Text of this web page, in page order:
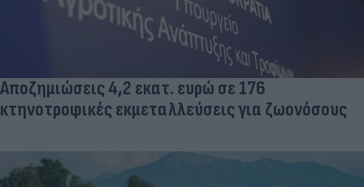
Αποζημιώσεις 4,2 εκατ. ευρώ σε 176
κτηνοτροφικές εκμεταλλεύσεις για ζωονόσους